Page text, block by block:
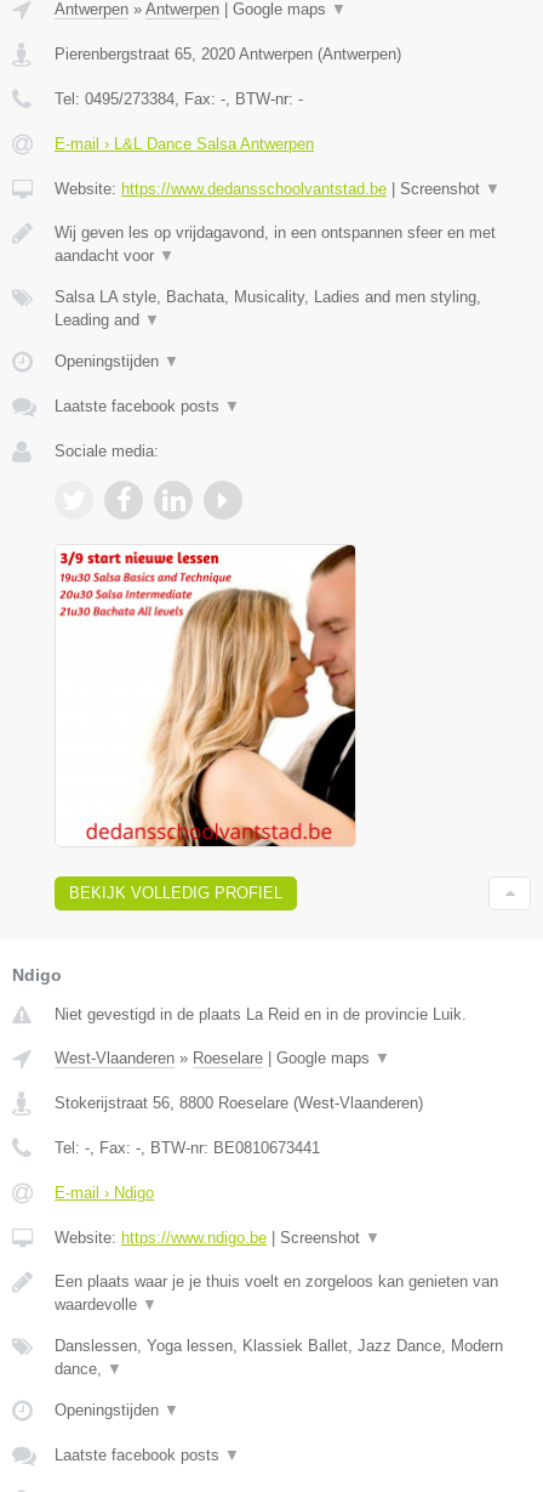
Antwerpen » Antwerpen | Google maps ▼
Pierenbergstraat 65 2020 Antwerpen (Antwerpen)
Tel: 0495/273384 , Fax: - , BTW-nr: -
E-mail › L&L Dance Salsa Antwerpen
Website: https://www.dedansschoolvantstad.be | Screenshot ▼
Wij geven les op vrijdagavond, in een ontspannen sfeer en met
aandacht voor ▼
Salsa LA style, Bachata, Musicality, Ladies and men styling,
Leading and ▼
Openingstijden ▼
Laatste facebook posts ▼
Sociale media:
BEKIJK VOLLEDIG PROFIEL
Ndigo
Niet gevestigd in de plaats La Reid en in de provincie Luik.
West-Vlaanderen » Roeselare | Google maps ▼
Stokerijstraat 56 8800 Roeselare (West-Vlaanderen)
Tel: - , Fax: - , BTW-nr: BE0810673441
E-mail › Ndigo
Website: https://www.ndigo.be | Screenshot ▼
Een plaats waar je je thuis voelt en zorgeloos kan genieten van
waardevolle ▼
Danslessen, Yoga lessen, Klassiek Ballet, Jazz Dance, Modern
dance,
▼
Openingstijden ▼
Laatste facebook posts ▼